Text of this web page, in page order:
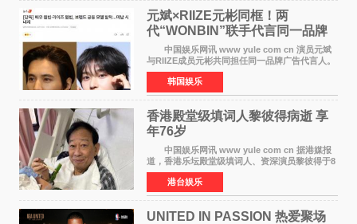
元斌×RIIZE元彬同框！两
代“WONBIN”联手代言同一品牌
颜值天花板合体
中国娱乐网讯 www yule com cn 演员元斌
与RIIZE成员元彬共同担任同一品牌广告代言人。
6日据独家报道，继演员元斌之后，RIIZE元彬最
近也被选为某在线中介平台A公司的共同广告代言
人，两人将作
韩国娱乐
香港殿堂级填词人黎彼得病逝 享
年76岁​
中国娱乐网讯 www yule com cn 据港媒报
道，香港乐坛殿堂级填词人、资深演员黎彼得于8
月5日上午因病离世，终年76岁。好友钟志光透
露，黎彼得今年3月中风后便卧床休养，身体机能
持续衰退，最
港台娱乐
UNITED IN PASSION 热爱聚场